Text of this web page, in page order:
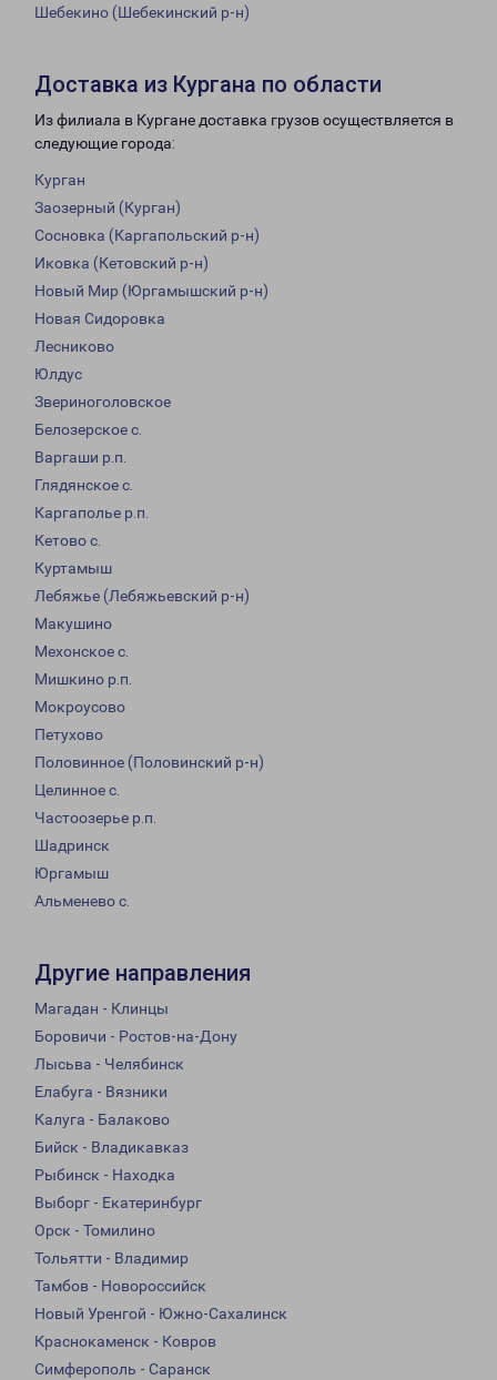
Шебекино (Шебекинский р-н)
Доставка из Кургана по области
Из филиала в Кургане доставка грузов осуществляется в
следующие города:
Курган
Заозерный (Курган)
Сосновка (Каргапольский р-н)
Иковка (Кетовский р-н)
Новый Мир (Юргамышский р-н)
Новая Сидоровка
Лесниково
Юлдус
Звериноголовское
Белозерское с.
Варгаши р.п.
Глядянское с.
Каргаполье р.п.
Кетово с.
Куртамыш
Лебяжье (Лебяжьевский р-н)
Макушино
Мехонское с.
Мишкино р.п.
Мокроусово
Петухово
Половинное (Половинский р-н)
Целинное с.
Частоозерье р.п.
Шадринск
Юргамыш
Альменево с.
Другие направления
Магадан - Клинцы
Боровичи - Ростов-на-Дону
Лысьва - Челябинск
Елабуга - Вязники
Калуга - Балаково
Бийск - Владикавказ
Рыбинск - Находка
Выборг - Екатеринбург
Орск - Томилино
Тольятти - Владимир
Тамбов - Новороссийск
Новый Уренгой - Южно-Сахалинск
Краснокаменск - Ковров
Симферополь - Саранск